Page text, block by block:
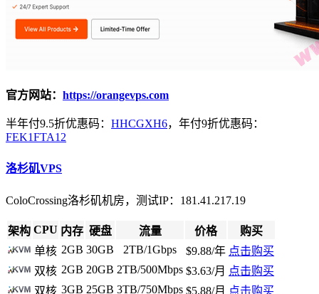
官方网站： https://orangevps.com
半年付9.5折优惠码： HHCGXH6，年付9折优惠码：
FEK1FTA12
洛杉矶VPS
ColoCrossing洛杉矶机房，测试IP：181.41.217.19
架构 CPU 内存 硬盘 流量 价格
购买
单核 2GB 30GB 2TB/1Gbps $9.88/年 点击购买
双核 2GB 20GB 2TB/500Mbps $3.63/月 点击购买
双核 3GB 25GB 3TB/750Mbps $5.88/月 点击购买